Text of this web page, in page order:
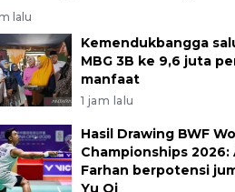
lalu
Kemendukbangga
MBG 3B ke 9,6 juta
manfaat
1 jam lalu
Hasil Drawing BWF
Championships 2026:
Farhan berpotensi
Yu Qi